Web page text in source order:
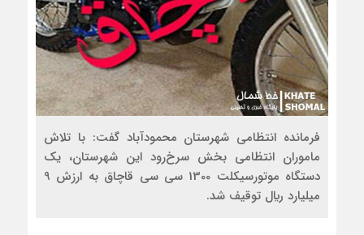
فرمانده انتظامی شهرستان محمودآباد گفت: با تلاش
ماموران انتظامی بخش سرخ‌رود اين شهرستان، يک
دستگاه موتورسيکلت 1300 سی سی قاچاق به ارزش 9
ميليارد ريال توقيف شد.